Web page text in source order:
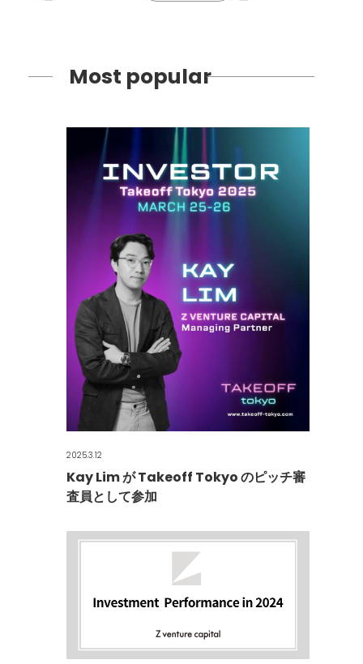
Most popular
2025.3.12
Kay Lim が Takeoff Tokyo のピッチ審
査員として参加